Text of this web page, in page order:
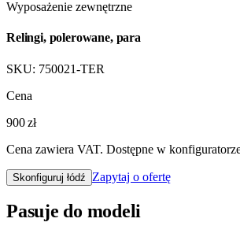
Wyposażenie zewnętrzne
Relingi, polerowane, para
SKU: 750021-TER
Cena
900 zł
Cena zawiera VAT. Dostępne w
Skonfiguruj łódź Zapytaj o ofertę
Pasuje do modeli